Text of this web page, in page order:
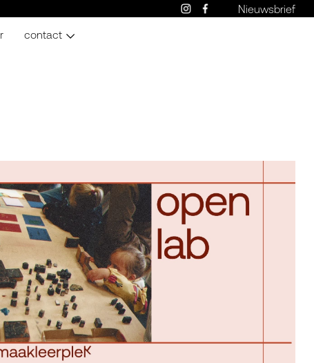
Nieuwsbrief
contact